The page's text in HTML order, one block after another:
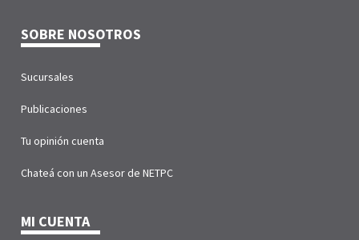
SOBRE NOSOTROS
Sucursales
Publicaciones
Tu opinión cuenta
Chateá con un Asesor de NETPC
MI CUENTA